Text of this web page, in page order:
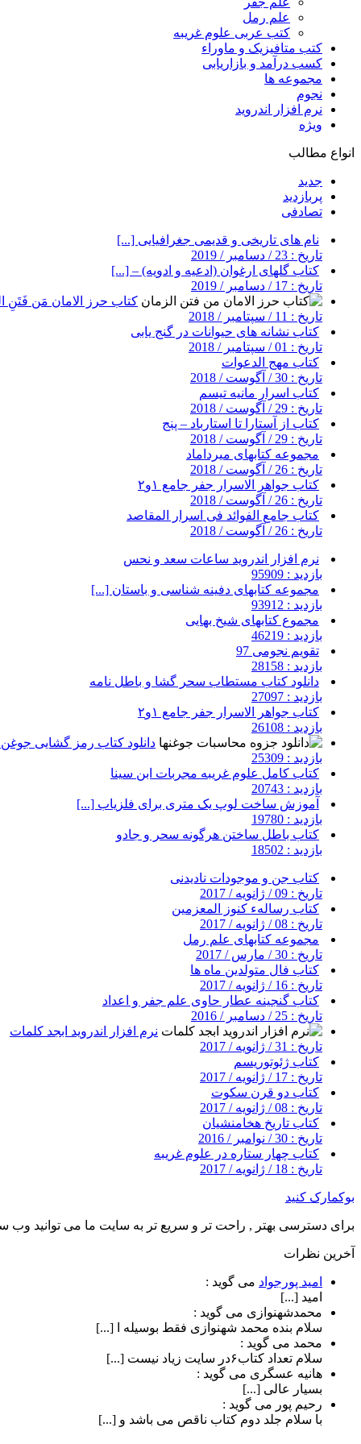
علم رمل
کتب عربی علوم غریبه
کتب متافیزیک و ماوراء
کسب درآمد و بازاریابی
مجموعه ها
نجوم
نرم افزار اندروید
ویژه
انواع مطالب
جدید
پربازدید
تصادفی
نام های تاریخی و قدیمی جغرافیایی [...]
تاریخ : 23 / دسامبر / 2019
کتاب گلهای ارغوان (ادعیه و ادویه) – [...]
تاریخ : 17 / دسامبر / 2019
کتاب حرز الامان مَن فَتَنِ
تاریخ : 11 / سپتامبر / 2018
کتاب نشانه های حیوانات در گنج یابی
تاریخ : 01 / سپتامبر / 2018
کتاب مهج الدعوات
تاریخ : 30 / آگوست / 2018
کتاب اسرار مانیه تیسم
تاریخ : 29 / آگوست / 2018
کتاب از آستارا تا استارباد – پنج
تاریخ : 29 / آگوست / 2018
مجموعه کتابهای میرداماد
تاریخ : 26 / آگوست / 2018
کتاب جواهر الاسرار جفر جامع ۱و۲
تاریخ : 26 / آگوست / 2018
کتاب جامع الفوائد فی اسرار المقاصد
تاریخ : 26 / آگوست / 2018
نرم افزار اندروید ساعات سعد و نحس
بازدید : 95909
مجموعه کتابهای دفینه شناسی و باستان [...]
بازدید : 93912
مجموع کتابهای شیخ بهایی
بازدید : 46219
تقویم نجومی 97
بازدید : 28158
دانلود کتاب مستطاب سحر گشا و باطل نامه
بازدید : 27097
کتاب جواهر الاسرار جفر جامع ۱و۲
بازدید : 26108
دانلود کتاب رمز گشایی
بازدید : 25309
کتاب کامل علوم غریبه مجربات ابن سینا
بازدید : 20743
آموزش ساخت لوپ یک متری برای فلزیاب [...]
بازدید : 19780
کتاب باطل ساختن هرگونه سحر و جادو
بازدید : 18502
کتاب جن و موجودات نادیدنی
تاریخ : 09 / ژانویه / 2017
کتاب رسالهء کنوز المعزمین
تاریخ : 08 / ژانویه / 2017
مجموعه کتابهای علم رمل
تاریخ : 30 / مارس / 2017
کتاب فال متولدین ماه ها
تاریخ : 16 / ژانویه / 2017
کتاب گنجینه عطار حاوی علم جفر و اعداد
تاریخ : 25 / دسامبر / 2016
نرم افزار اندروید ابجد کلمات
تاریخ : 31 / ژانویه / 2017
کتاب ژئوتوریسم
تاریخ : 17 / ژانویه / 2017
کتاب دو قرن سکوت
تاریخ : 08 / ژانویه / 2017
کتاب تاریخ هخامنشیان
تاریخ : 30 / نوامبر / 2016
کتاب چهار ستاره در علوم غریبه
تاریخ : 18 / ژانویه / 2017
بوکمارک کنید
برای دسترسی بهتر , راحت تر و سریع تر به سایت ما می توانید وب
آخرین نظرات
امید پورجواد می گوید :
امید [...]
محمدشهنوازی می گوید :
سلام بنده محمد شهنوازی فقط بوسیله ا [...]
محمد می گوید :
سلام تعداد کتاب۶در سایت زیاد نیست [...]
هانیه عسگری می گوید :
بسیار عالی [...]
رحیم پور می گوید :
با سلام جلد دوم کتاب ناقص می باشد و [...]